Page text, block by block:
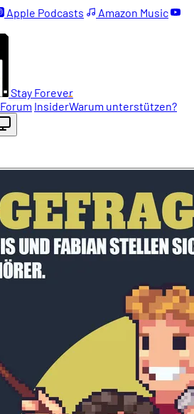
Apple Podcasts
Amazon Music
Stay Forever
Forum InsiderWarum unterstützen?